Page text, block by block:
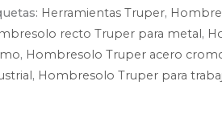
Herramientas Truper,
recto Truper para metal,
, Hombresolo Truper acero
, Hombresolo Truper para